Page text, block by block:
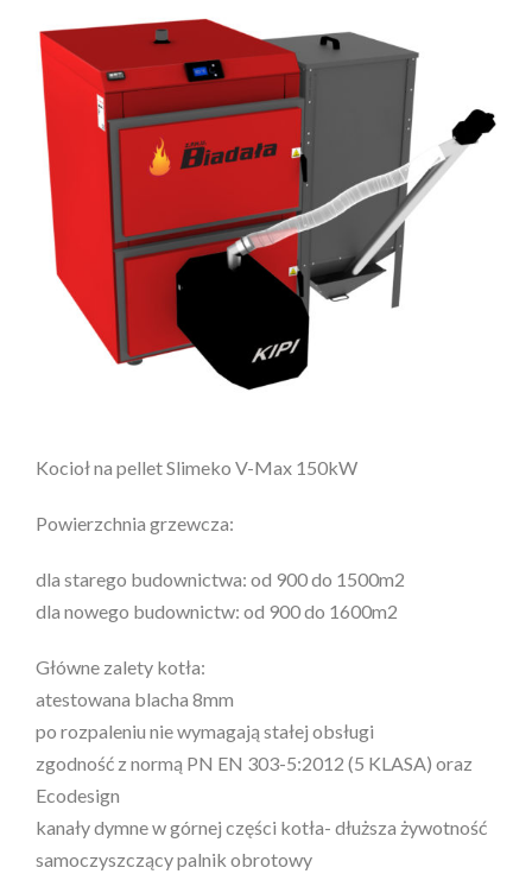
Kocioł na pellet Slimeko V-Max 150kW
Powierzchnia grzewcza:
dla starego budownictwa: od 900 do 1500m2
dla nowego budownictw: od 900 do 1600m2
Główne zalety kotła:
atestowana blacha 8mm
po rozpaleniu nie wymagają stałej obsługi
zgodność z normą PN EN 303-5:2012 (5 KLASA) oraz
Ecodesign
kanały dymne w górnej części kotła- dłuższa żywotność
samoczyszczący palnik obrotowy